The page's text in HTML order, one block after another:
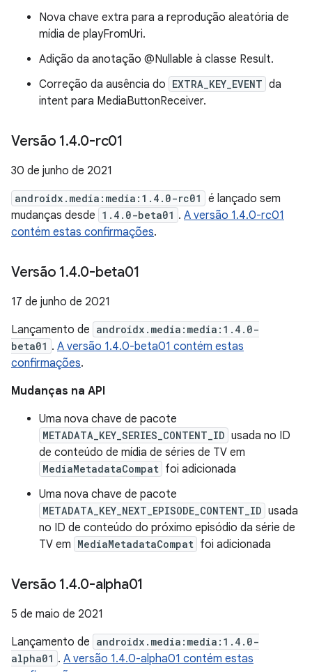
Nova chave extra para a reprodução aleatória de
mídia de playFromUri.
Adição da anotação @Nullable à classe Result.
Correção da ausência do EXTRA_KEY_EVENT da
intent para MediaButtonReceiver.
Versão 1.4.0-rc01
30 de junho de 2021
androidx.media:media:1.4.0-rc01
é lançado sem
mudanças desde 1.4.0-beta01 . A versão 1.4.0-rc01
contém estas confirmações.
Versão 1.4.0-beta01
17 de junho de 2021
Lançamento de androidx.media:media:1.4.0-
beta01 . A versão 1.4.0-beta01 contém estas
confirmações.
Mudanças na API
Uma nova chave de pacote
METADATA_KEY_SERIES_CONTENT_ID usada no ID
de conteúdo de mídia de séries de TV em
MediaMetadataCompat foi adicionada
Uma nova chave de pacote
METADATA_KEY_NEXT_EPISODE_CONTENT_ID usada
no ID de conteúdo do próximo episódio da série de
TV em MediaMetadataCompat foi adicionada
Versão 1.4.0-alpha01
5 de maio de 2021
Lançamento de androidx.media:media:1.4.0-
alpha01 . A versão 1.4.0-alpha01 contém estas